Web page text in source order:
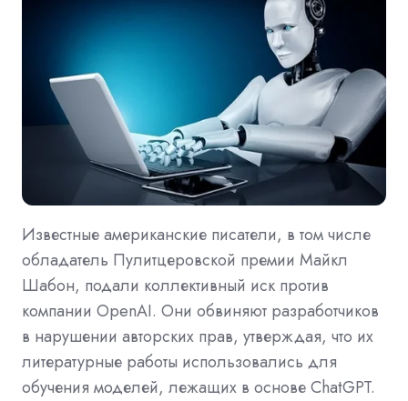
Известные американские писатели, в том числе
обладатель Пулитцеровской премии Майкл
Шабон, подали коллективный иск против
компании OpenAI. Они обвиняют разработчиков
в нарушении авторских прав, утверждая, что их
литературные работы использовались для
обучения моделей, лежащих в основе ChatGPT.